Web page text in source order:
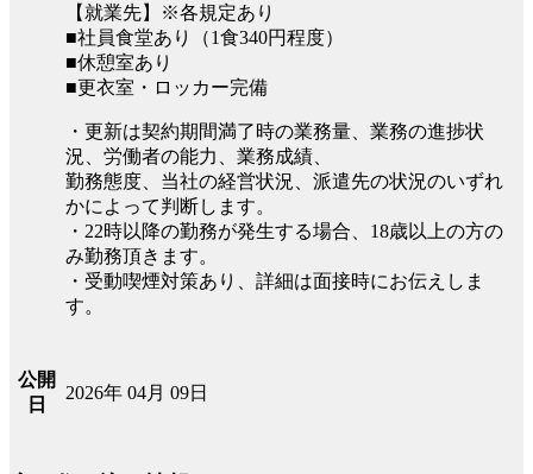
【就業先】※各規定あり
■社員食堂あり（1食340円程度）
■休憩室あり
■更衣室・ロッカー完備
・更新は契約期間満了時の業務量、業務の進捗状
況、労働者の能力、業務成績、
勤務態度、当社の経営状況、派遣先の状況のいずれ
かによって判断します。
・22時以降の勤務が発生する場合、18歳以上の方の
み勤務頂きます。
・受動喫煙対策あり、詳細は面接時にお伝えしま
す。
公開
日
2026年 04月 09日